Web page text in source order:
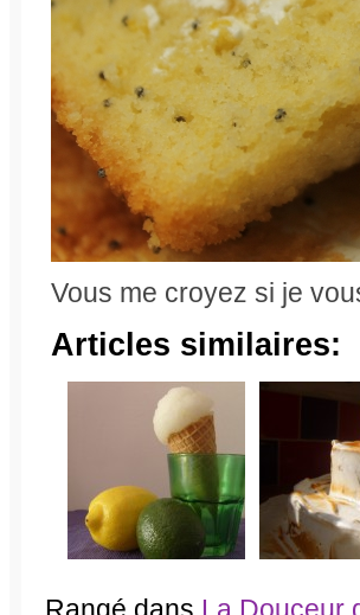
Vous me croyez si je
Articles similaires:
Rangé dans La Douceur